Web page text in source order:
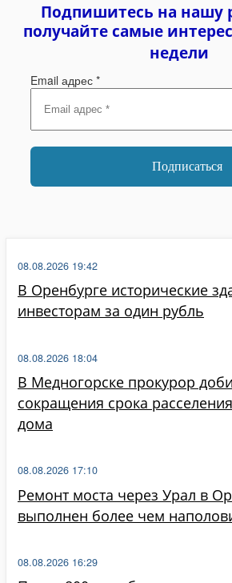
Подпишитесь на нашу
получайте самые
недели
Email адрес *
В Оренбурге исторические
инвесторам за один рубль
08.08.2026 19:42
В Медногорске прокурор
сокращения срока
дома
08.08.2026 18:04
Ремонт моста через Урал в
выполнен более чем
08.08.2026 17:10
08.08.2026 16:29